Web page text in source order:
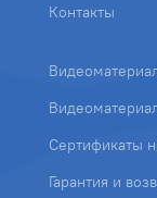
Контакты
Сертификаты
Гарантия и